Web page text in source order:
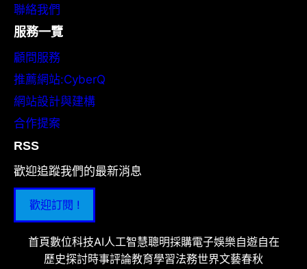
聯絡我們
服務一覽
顧問服務
推薦網站:CyberQ
網站設計與建構
合作提案
RSS
歡迎追蹤我們的最新消息
歡迎訂閱 !
首頁數位科技AI人工智慧聰明採購電子娛樂自遊自在
歷史探討時事評論教育學習法務世界文藝春秋